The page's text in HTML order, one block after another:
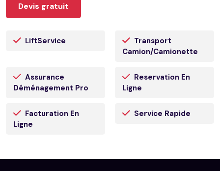
Devis gratuit
LiftService
Transport
Camion/camionette
Assurance
Déménagement Pro
Reservation En
Ligne
Facturation En
Ligne
Service Rapide